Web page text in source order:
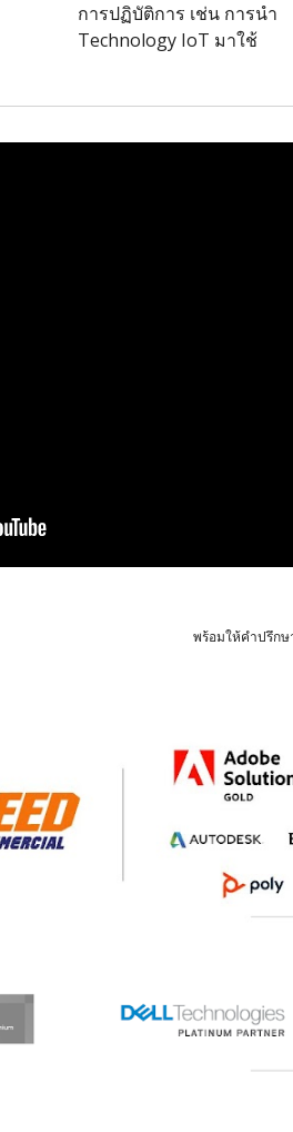
การปฏิบัติการ เช่น การนำ
Technology IoT มาใช้
พร้อมให้คำปรึก